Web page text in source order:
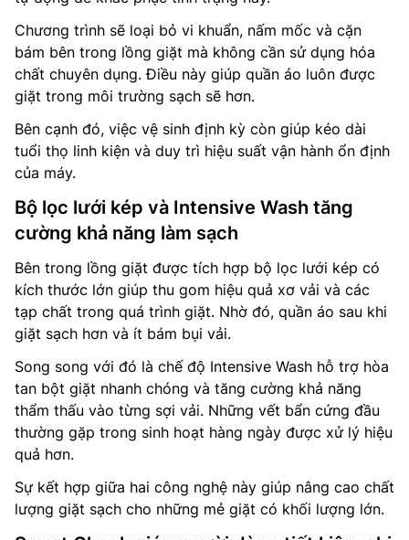
Chương trình sẽ loại bỏ vi khuẩn, nấm mốc và cặn
bám bên trong lồng giặt mà không cần sử dụng hóa
chất chuyên dụng. Điều này giúp quần áo luôn được
giặt trong môi trường sạch sẽ hơn.
Bên cạnh đó, việc vệ sinh định kỳ còn giúp kéo dài
tuổi thọ linh kiện và duy trì hiệu suất vận hành ổn định
của máy.
Bộ lọc lưới kép và Intensive Wash tăng
cường khả năng làm sạch
Bên trong lồng giặt được tích hợp bộ lọc lưới kép có
kích thước lớn giúp thu gom hiệu quả xơ vải và các
tạp chất trong quá trình giặt. Nhờ đó, quần áo sau khi
giặt sạch hơn và ít bám bụi vải.
Song song với đó là chế độ Intensive Wash hỗ trợ hòa
tan bột giặt nhanh chóng và tăng cường khả năng
thẩm thấu vào từng sợi vải. Những vết bẩn cứng đầu
thường gặp trong sinh hoạt hàng ngày được xử lý hiệu
quả hơn.
Sự kết hợp giữa hai công nghệ này giúp nâng cao chất
lượng giặt sạch cho những mẻ giặt có khối lượng lớn.